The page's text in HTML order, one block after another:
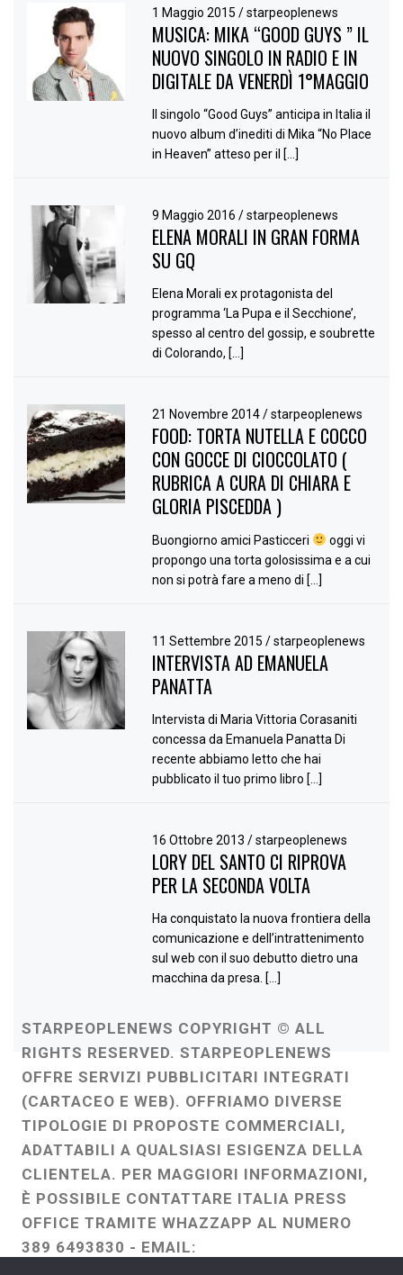
1 Maggio 2015/ starpeoplenews
MUSICA: MIKA “GOOD GUYS ” IL
NUOVO SINGOLO IN RADIO E IN
DIGITALE DA VENERDÌ 1°MAGGIO
Il singolo “Good Guys” anticipa in Italia il
nuovo album d’inediti di Mika “No Place
in Heaven” atteso per il […]
9 Maggio 2016/ starpeoplenews
ELENA MORALI IN GRAN FORMA
SU GQ
Elena Morali ex protagonista del
programma ‘La Pupa e il Secchione’,
spesso al centro del gossip, e soubrette
di Colorando, […]
21 Novembre 2014/ starpeoplenews
FOOD: TORTA NUTELLA E COCCO
CON GOCCE DI CIOCCOLATO (
RUBRICA A CURA DI CHIARA E
GLORIA PISCEDDA )
Buongiorno amici Pasticceri
oggi vi
propongo una torta golosissima e a cui
non si potrà fare a meno di […]
11 Settembre 2015/ starpeoplenews
INTERVISTA AD EMANUELA
PANATTA
Intervista di Maria Vittoria Corasaniti
concessa da Emanuela Panatta Di
recente abbiamo letto che hai
pubblicato il tuo primo libro […]
16 Ottobre 2013/ starpeoplenews
LORY DEL SANTO CI RIPROVA
PER LA SECONDA VOLTA
Ha conquistato la nuova frontiera della
comunicazione e dell’intrattenimento
sul web con il suo debutto dietro una
macchina da presa. […]
STARPEOPLENEWS COPYRIGHT © ALL
RIGHTS RESERVED. STARPEOPLENEWS
OFFRE SERVIZI PUBBLICITARI INTEGRATI
(CARTACEO E WEB). OFFRIAMO DIVERSE
TIPOLOGIE DI PROPOSTE COMMERCIALI,
ADATTABILI A QUALSIASI ESIGENZA DELLA
CLIENTELA. PER MAGGIORI INFORMAZIONI,
È POSSIBILE CONTATTARE ITALIA PRESS
OFFICE TRAMITE WHAZZAPP AL NUMERO
389 6493830 - EMAIL: